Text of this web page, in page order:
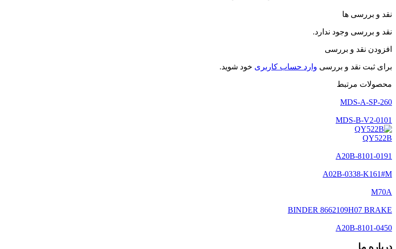
نقد و بررسی ها
نقد و بررسی وجود ندارد.
افزودن نقد و بررسی
برای ثبت نقد و بررسی وارد حساب کاربری خود شوید.
محصولات مرتبط
MDS-A-SP-260
MDS-B-V2-0101
QY522B
A20B-8101-0191
A02B-0338-K161#M
M70A
BINDER 8662109H07 BRAKE
A20B-8101-0450